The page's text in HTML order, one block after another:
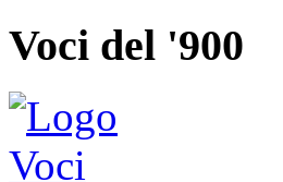
Voci del '900